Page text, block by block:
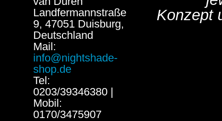
Landfermannstraße
9, 47051 Duisburg,
Deutschland
Mail:
info@nightshade-
shop.de
Tel:
0203/39346380 |
Mobil:
0170/3475907
Konzept